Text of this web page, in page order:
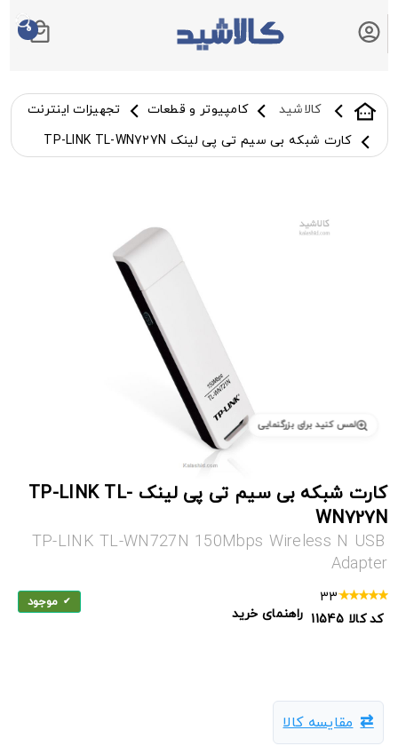
0
کالاشید کامپیوتر و قطعات
تجهیزات اینترنت
کارت شبکه بی سیم تی پی لینک TP-LINK TL-WN727N
لمس کنید برای بزرگنمایی
کارت شبکه بی سیم تی پی لینک TP-LINK TL-
WN727N
TP-LINK TL-WN727N 150Mbps Wireless N USB
Adapter
33 موجود
کد کالا 11545 راهنمای خرید
مقایسه کالا